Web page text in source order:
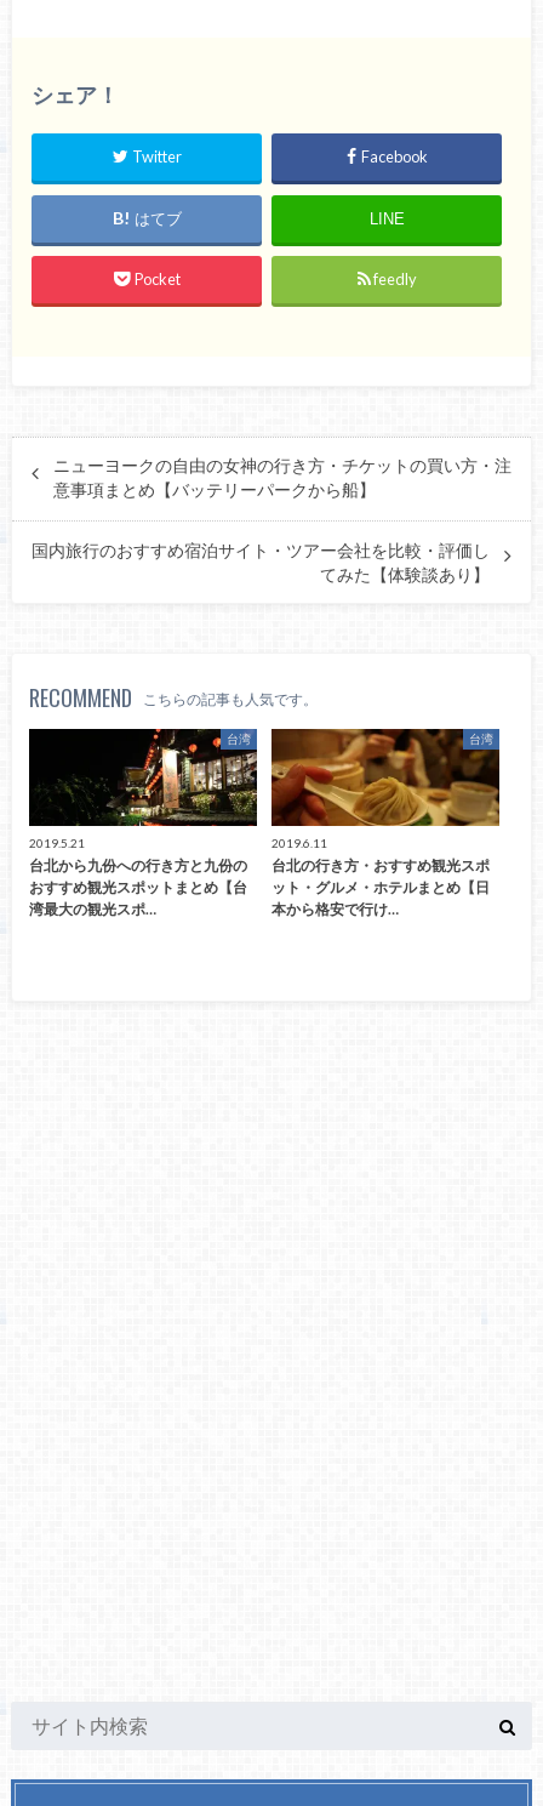
シェア！
Twitter Facebook
はてブ LINE
Pocket feedly
ニューヨークの自由の女神の行き方・チケットの買い方・注
意事項まとめ【バッテリーパークから船】
国内旅行のおすすめ宿泊サイト・ツアー会社を比較・評価し
てみた【体験談あり】
RECOMMEND こちらの記事も人気です。
台湾
2019.5.21
台北から九份への行き方と九份の
おすすめ観光スポットまとめ【台
湾最大の観光スポ…
台湾
2019.6.11
台北の行き方・おすすめ観光スポ
ット・グルメ・ホテルまとめ【日
本から格安で行け…